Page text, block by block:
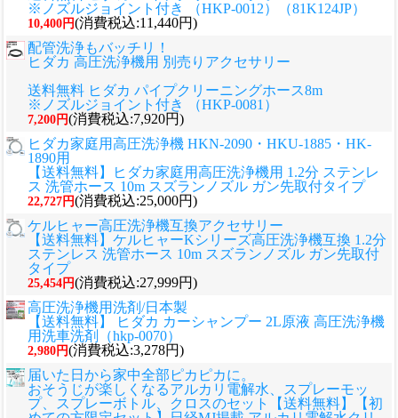
※ノズルジョイント付き （HKP-0012）（81K124JP）
10,400円(消費税込:11,440円)
配管洗浄もバッチリ！
ヒダカ 高圧洗浄機用 別売りアクセサリー
送料無料 ヒダカ パイプクリーニングホース8m
※ノズルジョイント付き （HKP-0081）
7,200円(消費税込:7,920円)
ヒダカ家庭用高圧洗浄機 HKN-2090・HKU-1885・HK-
1890用
【送料無料】ヒダカ家庭用高圧洗浄機用 1.2分 ステンレ
ス 洗管ホース 10m スズランノズル ガン先取付タイプ
22,727円(消費税込:25,000円)
ケルヒャー高圧洗浄機互換アクセサリー
【送料無料】ケルヒャーKシリーズ高圧洗浄機互換 1.2分
ステンレス 洗管ホース 10m スズランノズル ガン先取付
タイプ
25,454円(消費税込:27,999円)
高圧洗浄機用洗剤/日本製
【送料無料】 ヒダカ カーシャンプー 2L原液 高圧洗浄機
用洗車洗剤（hkp-0070）
2,980円(消費税込:3,278円)
届いた日から家中全部ピカピカに。
おそうじが楽しくなるアルカリ電解水、スプレーモッ
プ、スプレーボトル、クロスのセット
【送料無料】【初